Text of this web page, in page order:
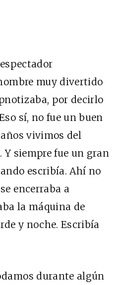
muy divertido
por decirlo
sí, no fue un buen
vivimos del
Y siempre fue un gran
escribía. Ahí no
encerraba a
la máquina de
y noche. Escribía
durante algún